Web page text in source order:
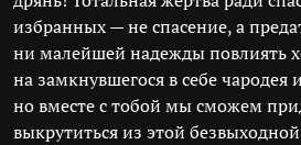
избранных — не спасение, а
ни малейшей надежды повлиять
на замкнувшегося в себе чародея
но вместе с тобой мы сможем
выкрутиться из этой